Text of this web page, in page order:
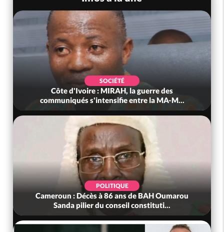
SOCIÉTÉ
Côte d'Ivoire : MIRAH, la guerre des
communiqués s'intensifie entre la MA-M...
POLITIQUE
Cameroun : Décès à 86 ans de BAH Oumarou
Sanda pilier du conseil constituti...